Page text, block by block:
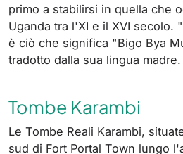
primo a stabilirsi in quella che
Uganda tra l'XI e il XVI secolo.
è ciò che significa "Bigo Bya
tradotto dalla sua lingua madre.
Tombe Karambi
Le Tombe Reali Karambi,
sud di Fort Portal Town lungo